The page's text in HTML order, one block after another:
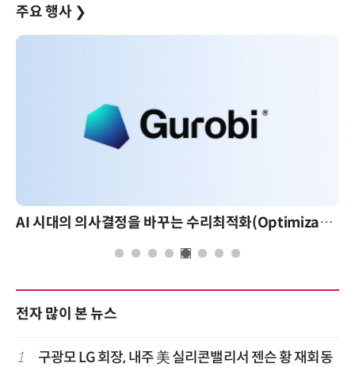
주요 행사 ❯
AI 시대의 의사결정을 바꾸는 수리최적화(Optimization): 실제 산업 적용 사례와 활용 전략
전자 많이 본 뉴스
1 구광모 LG 회장, 내주 美 실리콘밸리서 젠슨 황 재회동